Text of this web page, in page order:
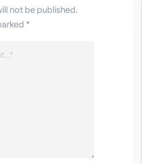
not be published.
*